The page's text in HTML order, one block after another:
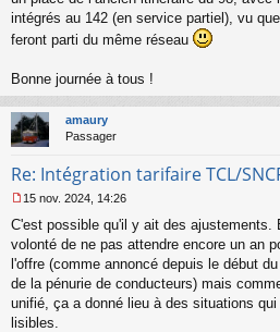
intégrés au 142 (en service partiel), vu
feront parti du même réseau
Bonne journée à tous !
amaury
Passager
Re: Intégration tarifaire TCL/
e
s
s
g
e
n
15 nov. 2024, 14:26
C'est possible qu'il y ait des
volonté de ne pas attendre encore un an
l'offre (comme annoncé depuis le début
de la pénurie de conducteurs) mais
unifié, ça a donné lieu à des situations
lisibles.